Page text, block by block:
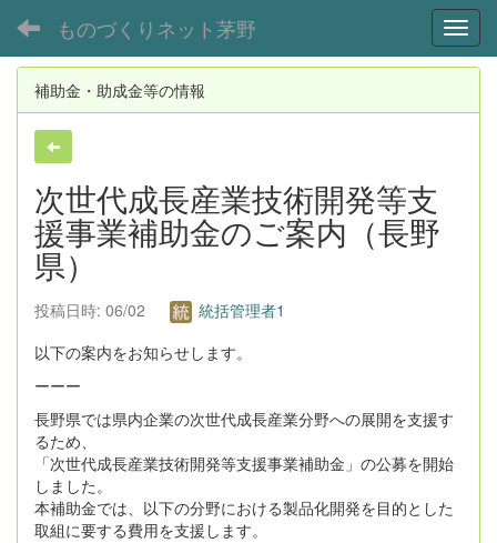
ものづくりネット茅野
補助金・助成金等の情報
次世代成長産業技術開発等支
援事業補助金のご案内（長野
県）
投稿日時: 06/02
統括管理者1
以下の案内をお知らせします。
ーーー
長野県では県内企業の次世代成長産業分野への展開を支援す
るため、
「次世代成長産業技術開発等支援事業補助金」の公募を開始
しました。
本補助金では、以下の分野における製品化開発を目的とした
取組に要する費用を支援します。